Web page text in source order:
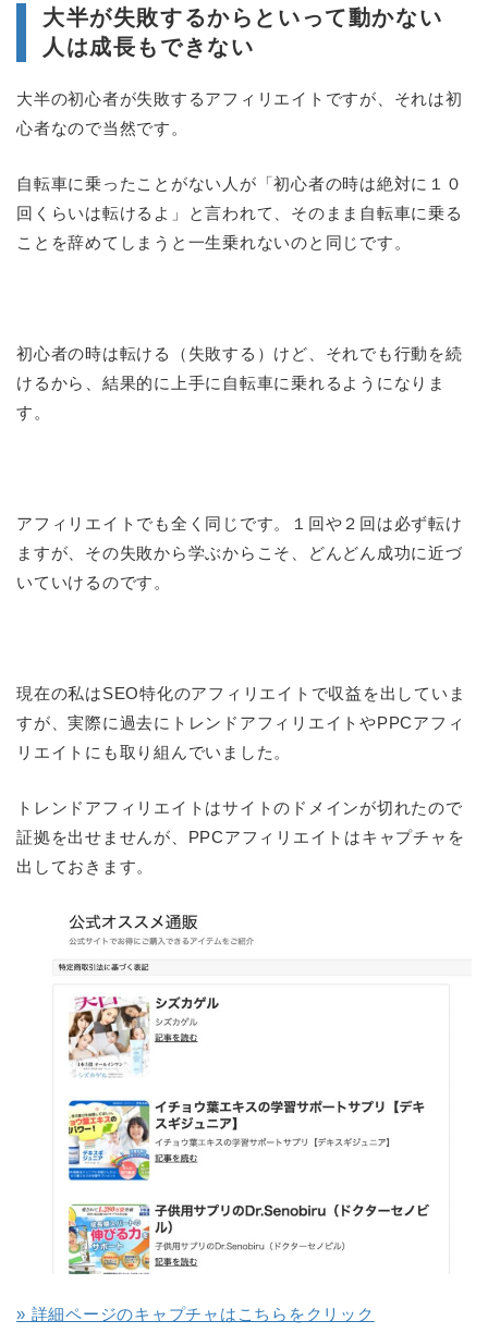
大半が失敗するからといって動かない
人は成長もできない
大半の初心者が失敗するアフィリエイトですが、それは初
心者なので当然です。
自転車に乗ったことがない人が「初心者の時は絶対に１０
回くらいは転けるよ」と言われて、そのまま自転車に乗る
ことを辞めてしまうと一生乗れないのと同じです。
初心者の時は転ける（失敗する）けど、それでも行動を続
けるから、結果的に上手に自転車に乗れるようになりま
す。
アフィリエイトでも全く同じです。１回や２回は必ず転け
ますが、その失敗から学ぶからこそ、どんどん成功に近づ
いていけるのです。
現在の私はSEO特化のアフィリエイトで収益を出していま
すが、実際に過去にトレンドアフィリエイトやPPCアフィ
リエイトにも取り組んでいました。
トレンドアフィリエイトはサイトのドメインが切れたので
証拠を出せませんが、PPCアフィリエイトはキャプチャを
出しておきます。
» 詳細ページのキャプチャはこちらをクリック